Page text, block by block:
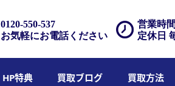
営業時
定休日
0120-550-537
お気軽にお電話ください
HP特典 買取ブログ 買取方法